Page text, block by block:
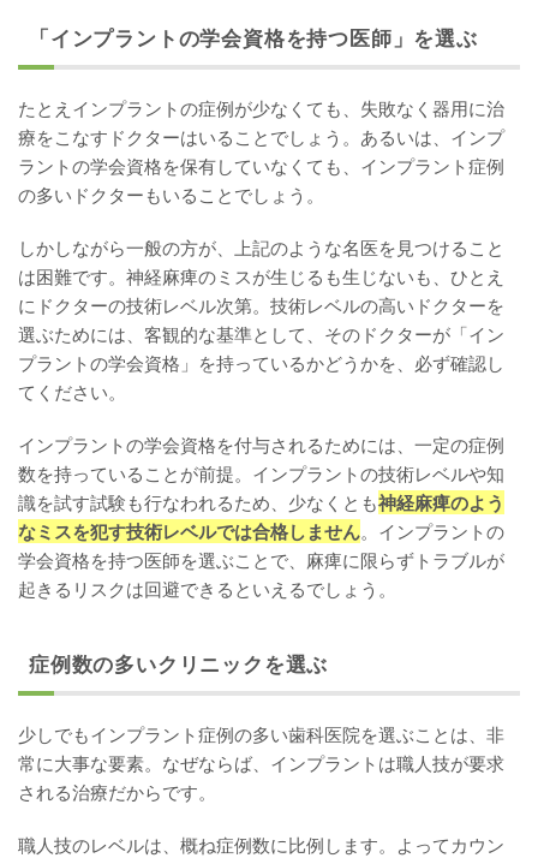
「インプラントの学会資格を持つ医師」を選ぶ
たとえインプラントの症例が少なくても、失敗なく器用に治
療をこなすドクターはいることでしょう。あるいは、インプ
ラントの学会資格を保有していなくても、インプラント症例
の多いドクターもいることでしょう。
しかしながら一般の方が、上記のような名医を見つけること
は困難です。神経麻痺のミスが生じるも生じないも、ひとえ
にドクターの技術レベル次第。技術レベルの高いドクターを
選ぶためには、客観的な基準として、そのドクターが「イン
プラントの学会資格」を持っているかどうかを、必ず確認し
てください。
インプラントの学会資格を付与されるためには、一定の症例
数を持っていることが前提。インプラントの技術レベルや知
識を試す試験も行なわれるため、少なくとも神経麻痺のよう
なミスを犯す技術レベルでは合格しません。インプラントの
学会資格を持つ医師を選ぶことで、麻痺に限らずトラブルが
起きるリスクは回避できるといえるでしょう。
症例数の多いクリニックを選ぶ
少しでもインプラント症例の多い歯科医院を選ぶことは、非
常に大事な要素。なぜならば、インプラントは職人技が要求
される治療だからです。
職人技のレベルは、概ね症例数に比例します。よってカウン